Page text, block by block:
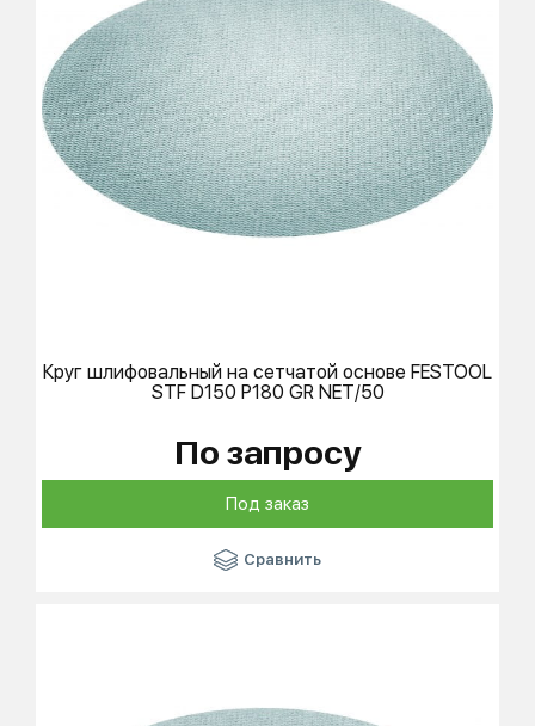
Круг шлифовальный на сетчатой основе FESTOOL
STF D150 P180 GR NET/50
По запросу
Под заказ
Сравнить